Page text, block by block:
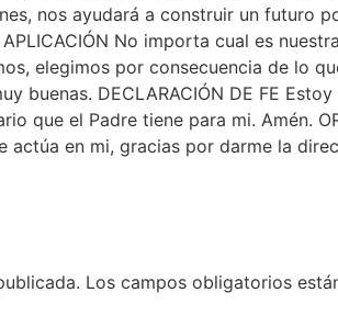
nos ayudará a construir un futuro
No importa cual es
elegimos por consecuencia de lo
buenas. DECLARACIÓN DE FE
que el Padre tiene para mi. Amén.
en mi, gracias por darme la
Los campos obligatorios